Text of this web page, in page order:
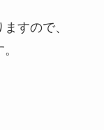
すので、